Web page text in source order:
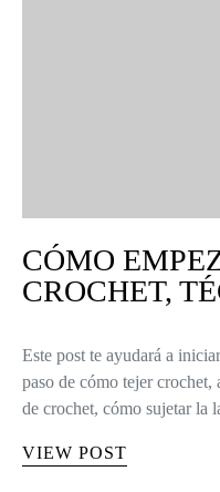
CÓMO
CROCHET,
Este post te ayudará a
paso de cómo tejer crochet,
de crochet, cómo sujetar la
VIEW POST